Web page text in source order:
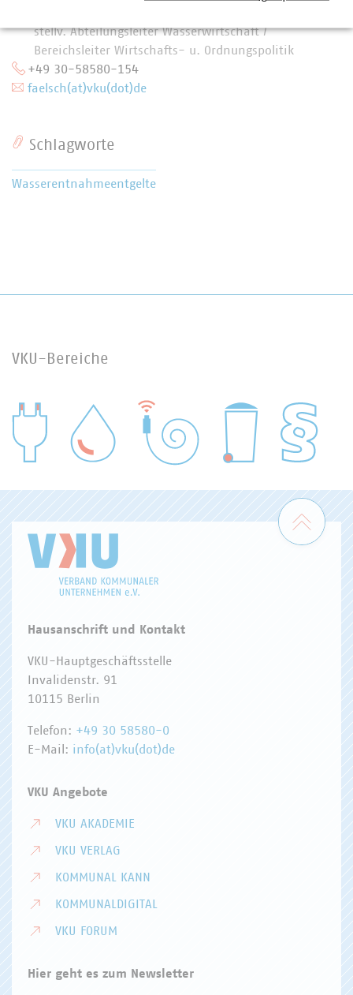
stellv. Abteilungsleiter Wasserwirtschaft /
Bereichsleiter Wirtschafts- u. Ordnungspolitik
+49 30-58580-154
faelsch(at)vku(dot)de
Schlagworte
Wasserentnahmeentgelte
VKU-Bereiche
Zum
Hausanschrift und Kontakt
VKU-Hauptgeschäftsstelle
Invalidenstr. 91
10115 Berlin
Telefon: +49 30 58580-0
E-Mail: info(at)vku(dot)de
VKU Angebote
VKU AKADEMIE
VKU VERLAG
KOMMUNAL KANN
KOMMUNALDIGITAL
VKU FORUM
Hier geht es zum Newsletter